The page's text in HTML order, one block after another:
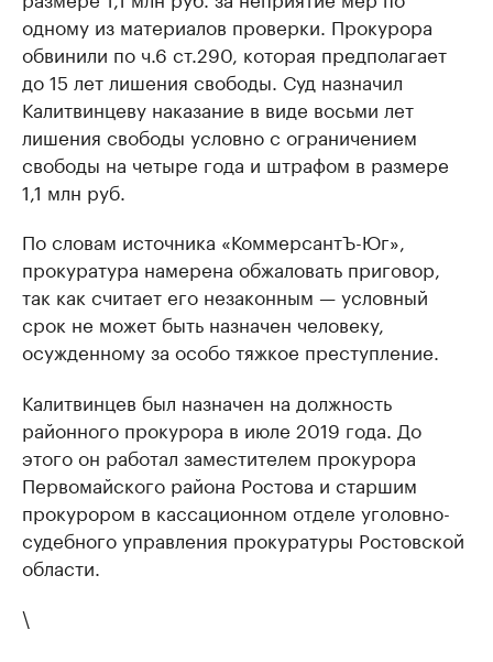
одному из материалов проверки. Прокурора
обвинили по ч.6 ст.290, которая предполагает
до 15 лет лишения свободы. Суд назначил
Калитвинцеву наказание в виде восьми лет
лишения свободы условно с ограничением
свободы на четыре года и штрафом в размере
1,1 млн руб.
По словам источника «КоммерсантЪ-Юг»,
прокуратура намерена обжаловать приговор,
так как считает его незаконным — условный
срок не может быть назначен человеку,
осужденному за особо тяжкое преступление.
Калитвинцев был назначен на должность
районного прокурора в июле 2019 года. До
этого он работал заместителем прокурора
Первомайского района Ростова и старшим
прокурором в кассационном отделе уголовно-
судебного управления прокуратуры Ростовской
области.
\